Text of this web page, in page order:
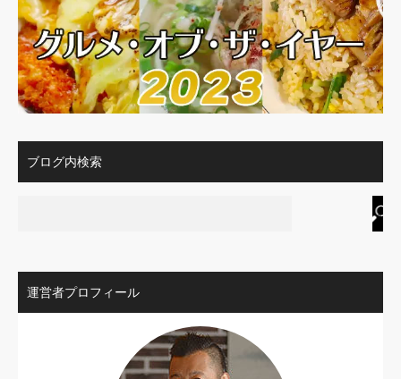
ブログ内検索
運営者プロフィール